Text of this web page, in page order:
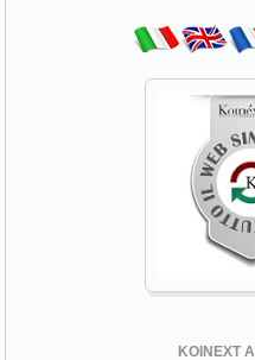
Koinext all-in-one,